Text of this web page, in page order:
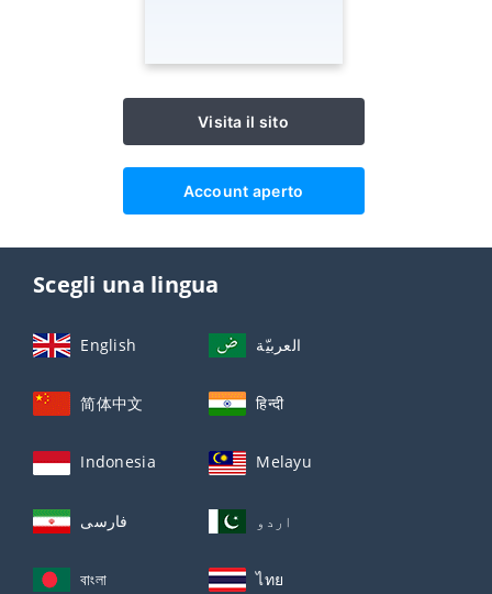
Visita il sito
Account aperto
Scegli una lingua
English العربيّة
简体中文 हिन्दी
Indonesia Melayu
فارسی اردو
বাংলা ไทย